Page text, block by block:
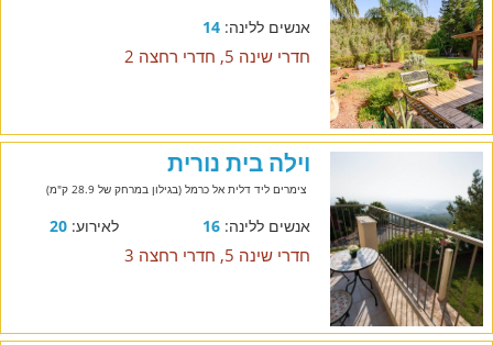
אנשים ללינה:14
חדרי שינה 5, חדרי רחצה 2
וילה בית נורית
צימרים ליד דלית אל כרמל (בגילון במרחק של 28.9 ק"מ)
אנשים ללינה:16 לאירוע:20
חדרי שינה 5, חדרי רחצה 3